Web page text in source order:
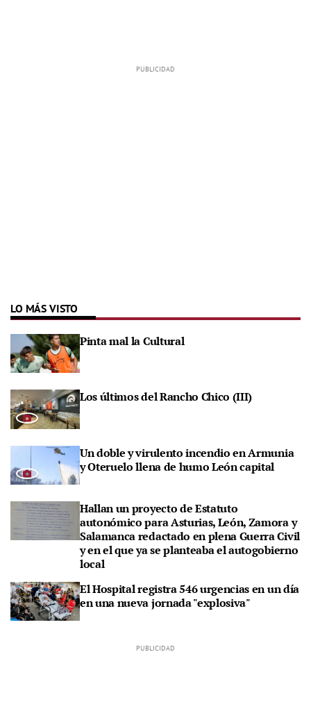
LO MÁS VISTO
Pinta mal la Cultural
Los últimos del Rancho Chico (III)
Un doble y virulento incendio en Armunia
y Oteruelo llena de humo León capital
Hallan un proyecto de Estatuto
autonómico para Asturias, León, Zamora y
Salamanca redactado en plena Guerra Civil
y en el que ya se planteaba el autogobierno
local
El Hospital registra 546 urgencias en un día
en una nueva jornada "explosiva"